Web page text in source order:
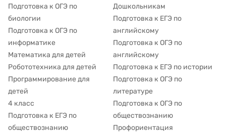
Подготовка к ОГЭ по
биологии
Подготовка к ОГЭ по
информатике
Математика для детей
Робототехника для детей
Программирование для
детей
4 класс
Подготовка к ЕГЭ по
обществознанию
Дошкольникам
Подготовка к ЕГЭ по
английскому
Подготовка к ОГЭ по
английскому
Подготовка к ЕГЭ по истории
Подготовка к ОГЭ по
литературе
Подготовка к ОГЭ по
обществознанию
Профориентация